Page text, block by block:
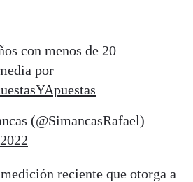
con menos de 20
por
(@SimancasRafael)
reciente que otorga a